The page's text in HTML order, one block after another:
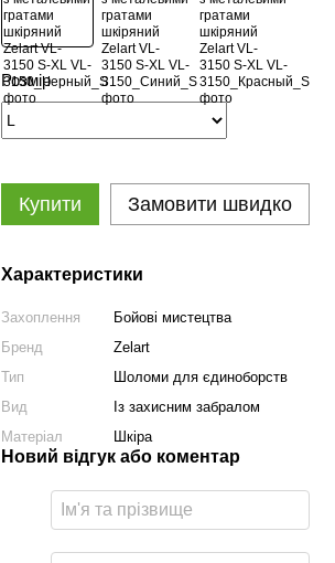
Розмір
Купити Замовити швидко
Характеристики
Захоплення
Бойові мистецтва
Бренд
Zelart
Тип
Шоломи для єдиноборств
Вид
Із захисним забралом
Матеріал
Шкіра
Новий відгук або коментар